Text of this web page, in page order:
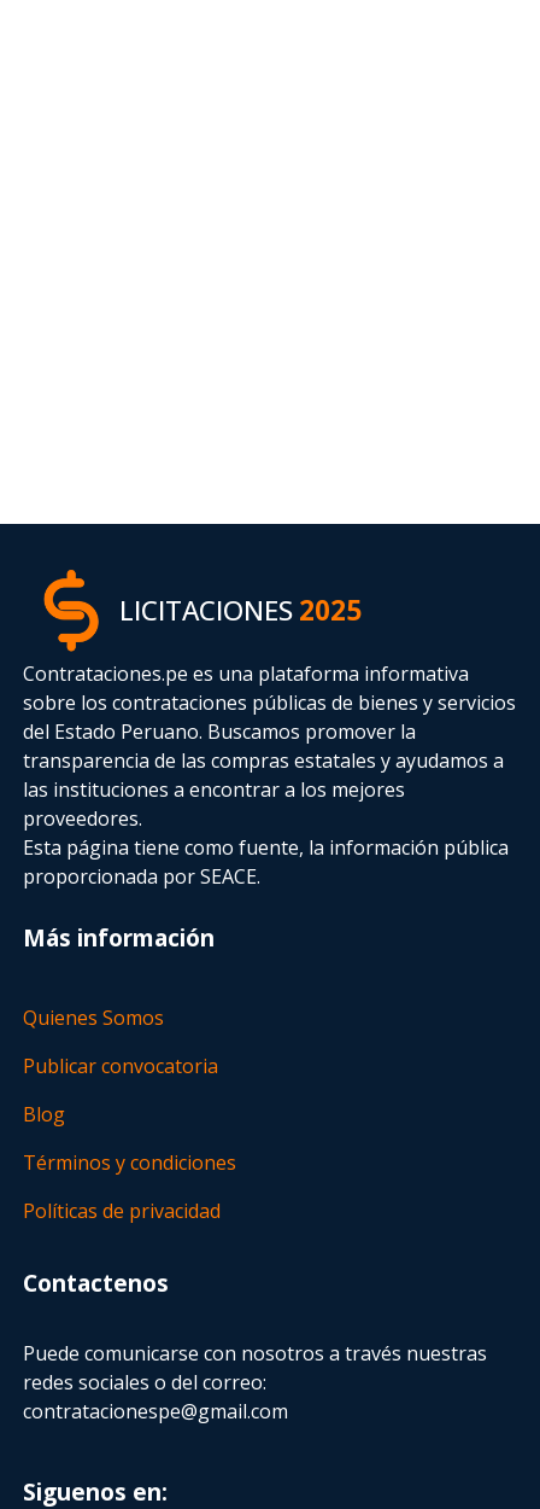
LICITACIONES2025
Contrataciones.pe es una plataforma informativa
sobre los contrataciones públicas de bienes y servicios
del Estado Peruano. Buscamos promover la
transparencia de las compras estatalesy ayudamos a
las instituciones a encontrar a los mejores
proveedores.
Esta página tiene como fuente, la información pública
proporcionada por SEACE.
Más información
Quienes Somos
Publicar convocatoria
Blog
Términos y condiciones
Políticas de privacidad
Contactenos
Puede comunicarse con nosotros a través nuestras
redes sociales o del correo:
contratacionespe@gmail.com
Siguenos en: